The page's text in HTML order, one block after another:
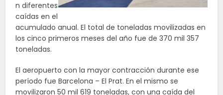
n diferentes
caídas en el
acumulado anual. El total de toneladas movilizadas en
los cinco primeros meses del año fue de 370 mil 357
toneladas.
El aeropuerto con la mayor contracción durante ese
período fue Barcelona – El Prat. En el mismo se
movilizaron 50 mil 619 toneladas, con una caída del